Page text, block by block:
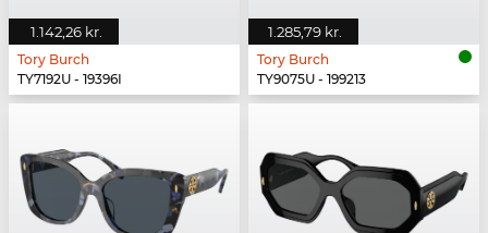
1.142,26 kr.
Tory Burch
TY7192U - 19396I
1.285,79 kr.
Tory Burch
TY9075U - 199213